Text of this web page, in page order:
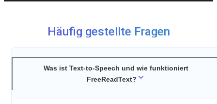
Häufig gestellte Fragen
Was ist Text-to-Speech und wie funktioniert
FreeReadText?